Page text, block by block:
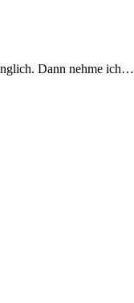
Dann nehme ich…